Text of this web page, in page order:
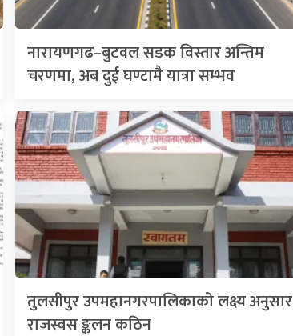
नारायणगढ–बुटवल सडक विस्तार अन्तिम
चरणमा, अब दुई घण्टामै यात्रा सम्भव
तुलसीपुर उपमहानगरपालिकाको लक्ष्य अनुसार
राजस्वस ङ्कलन कठिन